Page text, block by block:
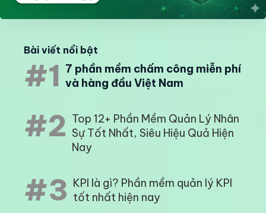
Bài viết nổi bật
#1 7 phần mềm chấm công miễn phí
và hàng đầu Việt Nam
#2 Top 12+ Phần Mềm Quản Lý Nhân
Sự Tốt Nhất, Siêu Hiệu Quả Hiện
Nay
#3 KPI là gì? Phần mềm quản lý KPI
tốt nhất hiện nay